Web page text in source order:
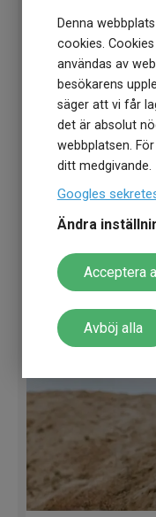
Denna
cookies.
användas av
besökarens
säger att vi får
det är absolut
webbplatsen.
ditt medgivande.
Googles
Ändra
Acceptera
Avböj alla
Kronograf
Idag gör en
funktioner hör till